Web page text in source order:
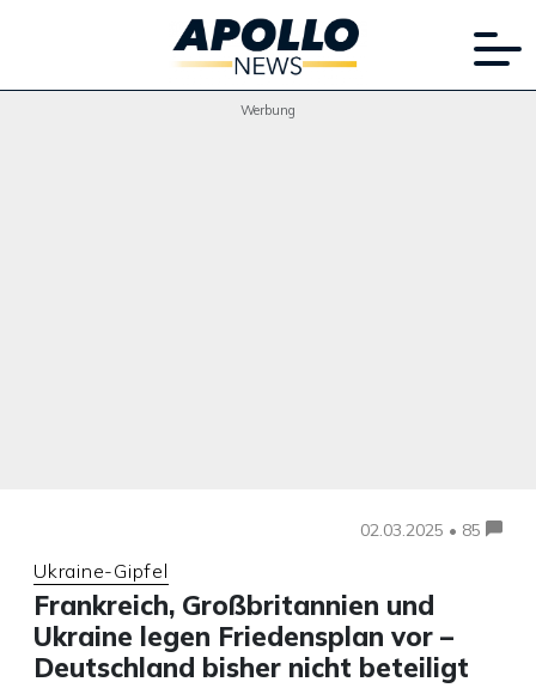
Werbung
02.03.2025 • 85
Ukraine-Gipfel
Frankreich, Großbritannien und
Ukraine legen Friedensplan vor –
Deutschland bisher nicht beteiligt